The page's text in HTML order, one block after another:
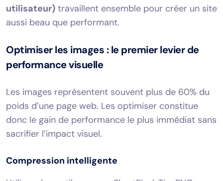
utilisateur) travaillent ensemble pour créer un site
aussi beau que performant.
Optimiser les images : le premier levier de
performance visuelle
Les images représentent souvent plus de 60% du
poids d’une page web. Les optimiser constitue
donc le gain de performance le plus immédiat sans
sacrifier l’impact visuel.
Compression intelligente